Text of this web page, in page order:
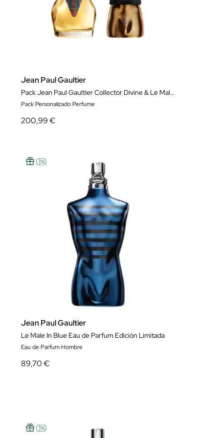
Jean Paul Gaultier
Pack Jean Paul Gaultier Collector Divine & Le Male Elixir
Pack Personalizado Perfume
200,99 €
Jean Paul Gaultier
Le Male In Blue Eau de Parfum Edición Limitada
Eau de Parfum Hombre
89,70 €